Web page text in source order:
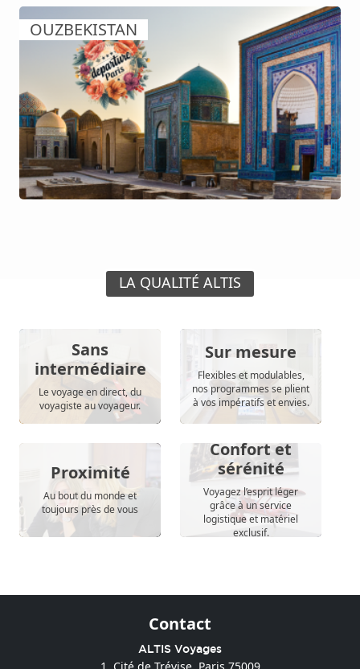
OUZBEKISTAN
LA QUALITÉ ALTIS
Sans
intermédiaire
Le voyage en direct, du
voyagiste au voyageur.
Sur mesure
Flexibles et modulables,
nos programmes se plient
à vos impératifs et envies.
Proximité
Au bout du monde et
toujours près de vous
Confort et
sérénité
Voyagez l’esprit léger
grâce à un service
logistique et matériel
exclusif.
Contact
ALTIS Voyages